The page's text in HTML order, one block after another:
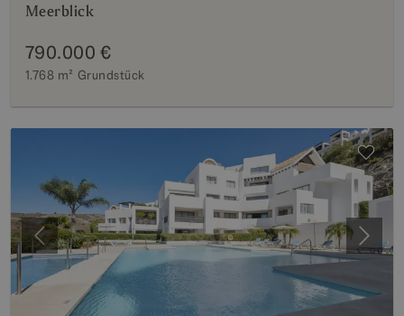
Meerblick
790.000 €
1.768 m² Grundstück
Vorherige